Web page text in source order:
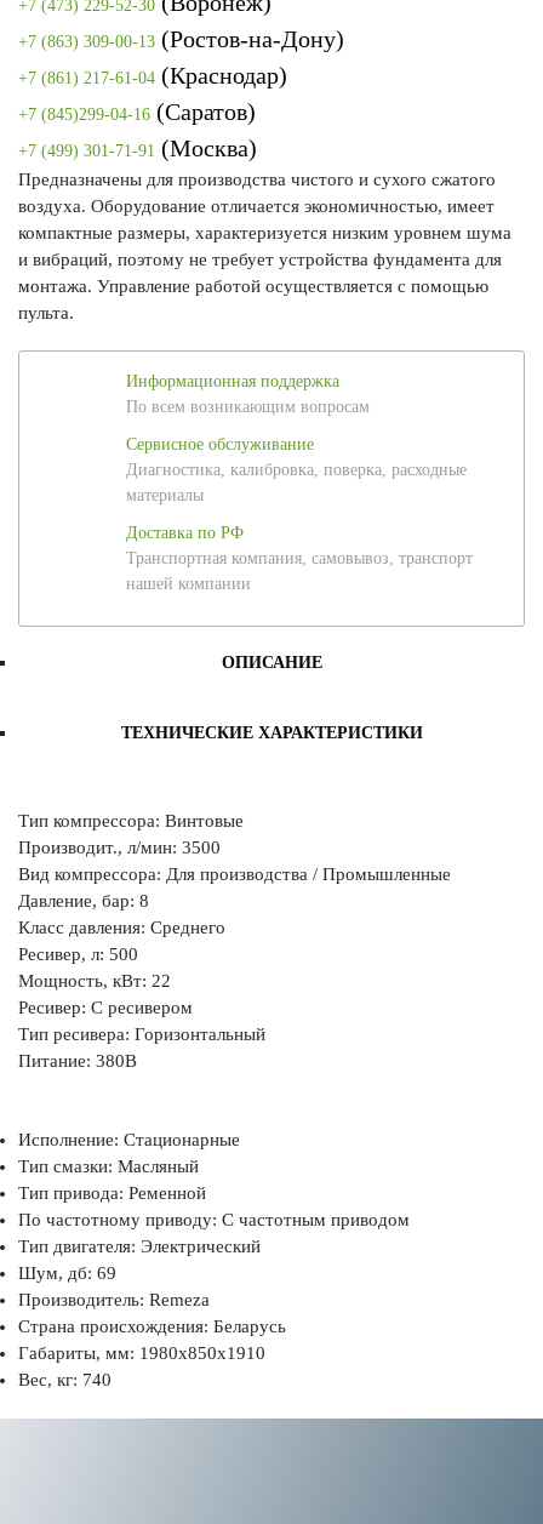
+7 (473) 229-52-30
+7 (863) 309-00-13 (Ростов-на-Дону)
+7 (861) 217-61-04 (Краснодар)
+7 (845)299-04-16 (Саратов)
+7 (499) 301-71-91 (Москва)
Предназначены для производства чистого и сухого сжатого
воздуха. Оборудование отличается экономичностью, имеет
компактные размеры, характеризуется низким уровнем шума
и вибраций, поэтому не требует устройства фундамента для
монтажа. Управление работой осуществляется с помощью
пульта.
Информационная поддержка
По всем возникающим вопросам
Сервисное обслуживание
Диагностика, калибровка, поверка, расходные
материалы
Доставка по РФ
Транспортная компания, самовывоз, транспорт
нашей компании
ОПИСАНИЕ
ТЕХНИЧЕСКИЕ ХАРАКТЕРИСТИКИ
Тип компрессора: Винтовые
Производит., л/мин: 3500
Вид компрессора: Для производства / Промышленные
Давление, бар: 8
Класс давления: Среднего
Ресивер, л: 500
Мощность, кВт: 22
Ресивер: С ресивером
Тип ресивера: Горизонтальный
Питание: 380В
Исполнение: Стационарные
Тип смазки: Масляный
Тип привода: Ременной
По частотному приводу: С частотным приводом
Тип двигателя: Электрический
Шум, дб: 69
Производитель: Remeza
Страна происхождения: Беларусь
Габариты, мм: 1980x850x1910
Вес, кг: 740